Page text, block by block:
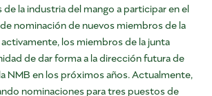
de la industria del mango a participar en el
nominación de nuevos miembros de la
los miembros de la junta
de dar forma a la dirección futura de
NMB en los próximos años. Actualmente,
nominaciones para tres puestos de